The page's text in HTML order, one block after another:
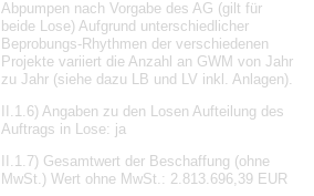
Abpumpen nach Vorgabe des AG (gilt für
beide Lose) Aufgrund unterschiedlicher
Beprobungs-Rhythmen der verschiedenen
Projekte variiert die Anzahl an GWM von Jahr
zu Jahr (siehe dazu LB und LV inkl. Anlagen).
II.1.6) Angaben zu den Losen Aufteilung des
Auftrags in Lose: ja
II.1.7) Gesamtwert der Beschaffung (ohne
MwSt.) Wert ohne MwSt.: 2.813.696,39 EUR